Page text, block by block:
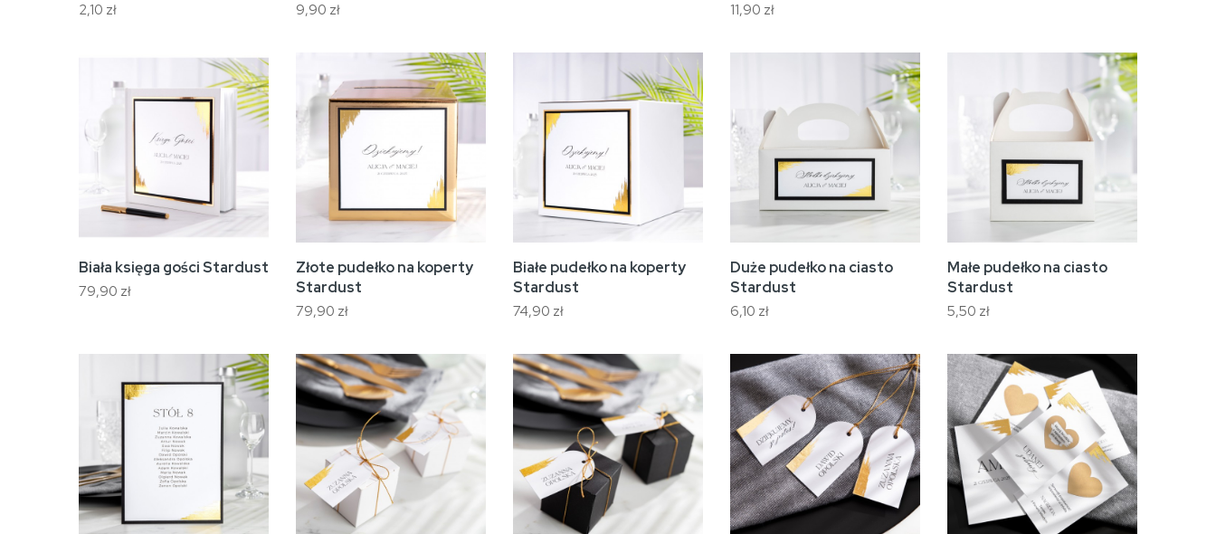
2,10 zł 9,90 zł 11,90 zł
Biała księga gości Stardust
79,90 zł
Złote pudełko na koperty
Stardust
79,90 zł
Białe pudełko na koperty
Stardust
74,90 zł
Duże pudełko na ciasto
Stardust
6,10 zł
Małe pudełko na ciasto
Stardust
5,50 zł